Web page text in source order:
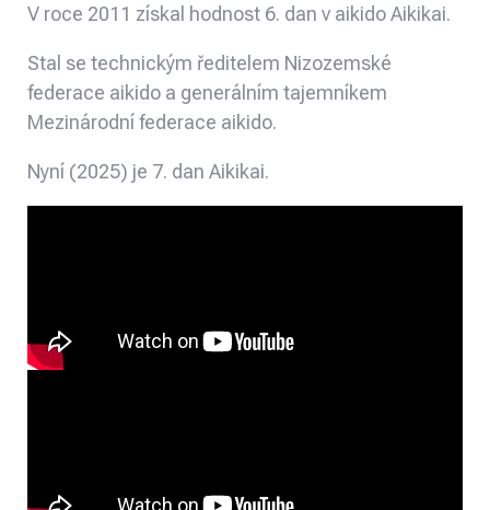
V roce 2011 získal hodnost 6. dan v aikido Aikikai.
Stal se technickým ředitelem Nizozemské
federace aikido a generálním tajemníkem
Mezinárodní federace aikido.
Nyní (2025) je 7. dan Aikikai.